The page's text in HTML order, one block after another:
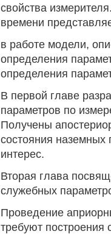
свойства
времени
в работе модели,
определения
определения
В первой главе
параметров по
Получены
состояния наземных
интерес.
Вторая глава
служебных
Проведение
требуют